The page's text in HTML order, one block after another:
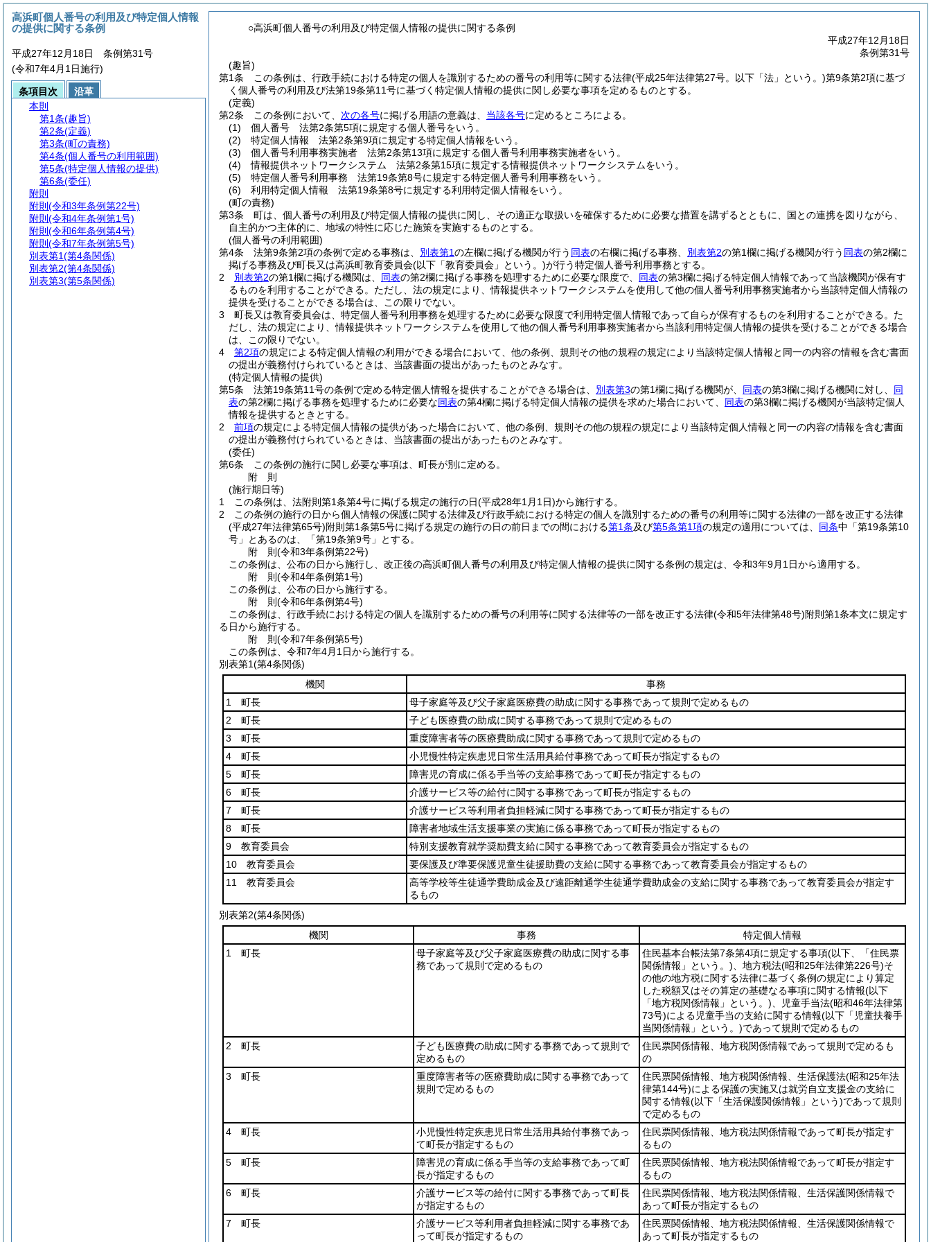
○高浜町個人番号の利用及び特定個人情報の提供に関する条例
平成27年12月18日
条例第31号
(趣旨)
第1条
この条例は、行政手続における特定の個人を識別するための番号の利用等に関する法律(平成25年法律第27号。以下「法」という。)第9条第2項に基づ
く個人番号の利用及び法第19条第11号に基づく特定個人情報の提供に関し必要な事項を定めるものとする。
(定義)
第2条
この条例において、 次の各号に掲げる用語の意義は、 当該各号に定めるところによる。
(1)
個人番号 法第2条第5項に規定する個人番号をいう。
(2)
特定個人情報 法第2条第9項に規定する特定個人情報をいう。
(3)
個人番号利用事務実施者 法第2条第13項に規定する個人番号利用事務実施者をいう。
(4)
情報提供ネットワークシステム 法第2条第15項に規定する情報提供ネットワークシステムをいう。
(5)
特定個人番号利用事務 法第19条第8号に規定する特定個人番号利用事務をいう。
(6)
利用特定個人情報 法第19条第8号に規定する利用特定個人情報をいう。
(町の責務)
第3条
町は、個人番号の利用及び特定個人情報の提供に関し、その適正な取扱いを確保するために必要な措置を講ずるとともに、国との連携を図りながら、
自主的かつ主体的に、地域の特性に応じた施策を実施するものとする。
(個人番号の利用範囲)
第4条
法第9条第2項の条例で定める事務は、 別表第1の左欄に掲げる機関が行う 同表の右欄に掲げる事務、 別表第2の第1欄に掲げる機関が行う 同表の第2欄に
掲げる事務及び町長又は高浜町教育委員会(以下「教育委員会」という。)が行う特定個人番号利用事務とする。
2
別表第2の第1欄に掲げる機関は、 同表の第2欄に掲げる事務を処理するために必要な限度で、 同表の第3欄に掲げる特定個人情報であって当該機関が保有す
るものを利用することができる。 ただし、法の規定により、情報提供ネットワークシステムを使用して他の個人番号利用事務実施者から当該特定個人情報の
提供を受けることができる場合は、この限りでない。
3
町長又は教育委員会は、特定個人番号利用事務を処理するために必要な限度で利用特定個人情報であって自らが保有するものを利用することができる。 た
だし、法の規定により、情報提供ネットワークシステムを使用して他の個人番号利用事務実施者から当該利用特定個人情報の提供を受けることができる場合
は、この限りでない。
4
第2項の規定による特定個人情報の利用ができる場合において、他の条例、規則その他の規程の規定により当該特定個人情報と同一の内容の情報を含む書面
の提出が義務付けられているときは、当該書面の提出があったものとみなす。
(特定個人情報の提供)
第5条
法第19条第11号の条例で定める特定個人情報を提供することができる場合は、 別表第3の第1欄に掲げる機関が、 同表の第3欄に掲げる機関に対し、 同
表の第2欄に掲げる事務を処理するために必要な同表の第4欄に掲げる特定個人情報の提供を求めた場合において、 同表の第3欄に掲げる機関が当該特定個人
情報を提供するときとする。
2
前項の規定による特定個人情報の提供があった場合において、他の条例、規則その他の規程の規定により当該特定個人情報と同一の内容の情報を含む書面
の提出が義務付けられているときは、当該書面の提出があったものとみなす。
(委任)
第6条
この条例の施行に関し必要な事項は、町長が別に定める。
附 則
(施行期日等)
1
この条例は、法附則第1条第4号に掲げる規定の施行の日(平成28年1月1日)から施行する。
2
この条例の施行の日から個人情報の保護に関する法律及び行政手続における特定の個人を識別するための番号の利用等に関する法律の一部を改正する法律
(平成27年法律第65号)附則第1条第5号に掲げる規定の施行の日の前日までの間における第1条及び第5条第1項の規定の適用については、 同条中「第19条第10
号」とあるのは、「第19条第9号」とする。
附 則(令和3年条例第22号)
この条例は、公布の日から施行し、改正後の高浜町個人番号の利用及び特定個人情報の提供に関する条例の規定は、令和3年9月1日から適用する。
附 則(令和4年条例第1号)
この条例は、公布の日から施行する。
附 則(令和6年条例第4号)
この条例は、行政手続における特定の個人を識別するための番号の利用等に関する法律等の一部を改正する法律(令和5年法律第48号)附則第1条本文に規定す
る日から施行する。
附 則(令和7年条例第5号)
この条例は、令和7年4月1日から施行する。
別表第1(第4条関係)
機関
事務
1 町長
母子家庭等及び父子家庭医療費の助成に関する事務であって規則で定めるもの
2 町長
子ども医療費の助成に関する事務であって規則で定めるもの
3 町長
重度障害者等の医療費助成に関する事務であって規則で定めるもの
4 町長
小児慢性特定疾患児日常生活用具給付事務であって町長が指定するもの
5 町長
障害児の育成に係る手当等の支給事務であって町長が指定するもの
6 町長
介護サービス等の給付に関する事務であって町長が指定するもの
7 町長
介護サービス等利用者負担軽減に関する事務であって町長が指定するもの
8 町長
障害者地域生活支援事業の実施に係る事務であって町長が指定するもの
9 教育委員会
特別支援教育就学奨励費支給に関する事務であって教育委員会が指定するもの
10 教育委員会
要保護及び準要保護児童生徒援助費の支給に関する事務であって教育委員会が指定するもの
11 教育委員会
高等学校等生徒通学費助成金及び遠距離通学生徒通学費助成金の支給に関する事務であって教育委員会が指定す
るもの
別表第2(第4条関係)
機関
事務
特定個人情報
1 町長
母子家庭等及び父子家庭医療費の助成に関する事
務であって規則で定めるもの
住民基本台帳法第7条第4項に規定する事項(以下、「住民票
関係情報」という。) 、地方税法(昭和25年法律第226号)そ
の他の地方税に関する法律に基づく条例の規定により算定
した税額又はその算定の基礎なる事項に関する情報(以下
「地方税関係情報」という。) 、児童手当法(昭和46年法律第
73号)による児童手当の支給に関する情報(以下「児童扶養手
当関係情報」という。)であって規則で定めるもの
2 町長
子ども医療費の助成に関する事務であって規則で
定めるもの
住民票関係情報、地方税関係情報であって規則で定めるも
の
3 町長
重度障害者等の医療費助成に関する事務であって
規則で定めるもの
住民票関係情報、地方税関係情報、生活保護法(昭和25年法
律第144号)による保護の実施又は就労自立支援金の支給に
関する情報(以下「生活保護関係情報」という)であって規則
で定めるもの
4 町長
小児慢性特定疾患児日常生活用具給付事務であっ
て町長が指定するもの
住民票関係情報、地方税法関係情報であって町長が指定す
るもの
5 町長
障害児の育成に係る手当等の支給事務であって町
長が指定するもの
住民票関係情報、地方税法関係情報であって町長が指定す
るもの
6 町長
介護サービス等の給付に関する事務であって町長
が指定するもの
住民票関係情報、地方税法関係情報、生活保護関係情報で
あって町長が指定するもの
7 町長
介護サービス等利用者負担軽減に関する事務であ
って町長が指定するもの
住民票関係情報、地方税法関係情報、生活保護関係情報で
あって町長が指定するもの
高浜町個人番号の利用及び特定個人情報
の提供に関する条例
平成27年12月18日 条例第31号
(令和7年4月1日施行)
条項目次
沿革
本則
第1条(趣旨)
第2条(定義)
第3条(町の責務)
第4条(個人番号の利用範囲)
第5条(特定個人情報の提供)
第6条(委任)
附則
附則 (令和3年条例第22号)
附則 (令和4年条例第1号)
附則 (令和6年条例第4号)
附則 (令和7年条例第5号)
別表第1(第4条関係)
別表第2(第4条関係)
別表第3(第5条関係)